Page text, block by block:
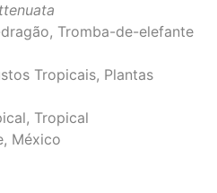
Tromba-de-elefante
Tropicais, Plantas
Tropical
México